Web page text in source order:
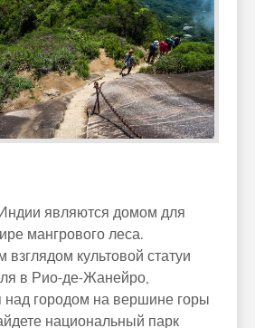
являются домом для
мангрового леса.
культовой статуи
в Рио-де-Жанейро,
городом на вершине горы
национальный парк